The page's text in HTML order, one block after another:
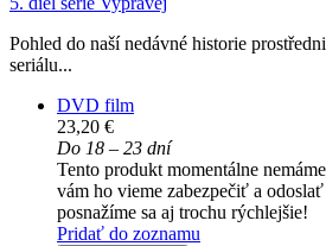
Pohled do naší nedávné historie
seriálu...
DVD film
23,20 €
Do 18 – 23 dní
Tento produkt momentálne
vám ho vieme zabezpečiť a
posnažíme sa aj trochu rýchlejšie!
Pridať do zoznamu